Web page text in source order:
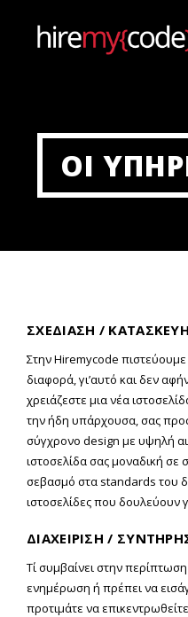
ΟΙ
ΣΧΕΔΙΑΣΗ /
Στην Hiremycode πιστεύουμε
διαφορά, γι’αυτό και δεν
χρειάζεστε μια νέα
την ήδη υπάρχουσα, σας
σύγχρονο design με υψηλή
ιστοσελίδα σας μοναδική
σεβασμό στα standards του
ιστοσελίδες που δουλεύουν
ΔΙΑΧΕΙΡΙΣΗ /
Τί συμβαίνει στην
ενημέρωση ή πρέπει να
προτιμάτε να